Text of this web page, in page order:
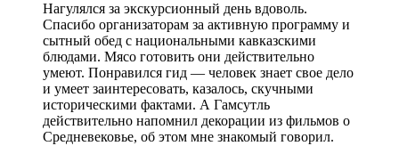
Нагулялся за экскурсионный день вдоволь.
Спасибо организаторам за активную программу и
сытный обед с национальными кавказскими
блюдами. Мясо готовить они действительно
умеют. Понравился гид — человек знает свое дело
и умеет заинтересовать, казалось, скучными
историческими фактами. А Гамсутль
действительно напомнил декорации из фильмов о
Средневековье, об этом мне знакомый говорил.